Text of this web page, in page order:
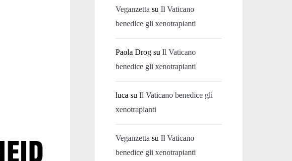
Veganzetta suIl Vaticano
benedice gli xenotrapianti
Paola Drog suIl Vaticano
benedice gli xenotrapianti
luca suIl Vaticano benedice gli
xenotrapianti
Veganzetta suIl Vaticano
benedice gli xenotrapianti